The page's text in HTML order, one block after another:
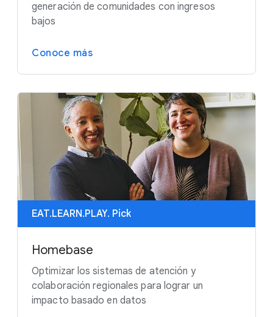
generación de comunidades con ingresos
bajos
Conoce más
EAT.LEARN.PLAY. Pick
Homebase
Optimizar los sistemas de atención y
colaboración regionales para lograr un
impacto basado en datos